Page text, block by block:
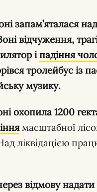
запам’яталася
відчуження,
іпадіння
тролейбус із
музику.
охопила 1200
масштабної
ліквідацією
відмову